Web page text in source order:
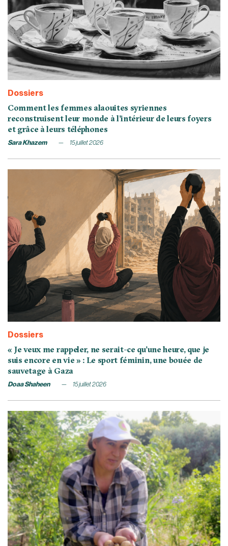
Dossiers
Comment les femmes alaouites syriennes
reconstruisent leur monde à l’intérieur de leurs foyers
et grâce à leurs téléphones
Sara Khazem 15 juillet 2026
Dossiers
« Je veux me rappeler, ne serait-ce qu’une heure, que je
suis encore en vie » : Le sport féminin, une bouée de
sauvetage à Gaza
Doaa Shaheen 15 juillet 2026